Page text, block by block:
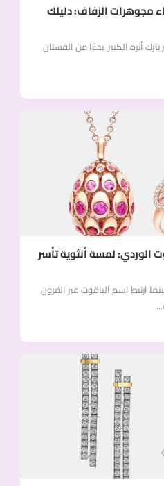
مجوهرات الزفاف: دليلك
أثره الكبير، بدءًا من الفستان
الوردي: لمسة أنثوية تأسر
ارتبط اسم الياقوت عبر القرون